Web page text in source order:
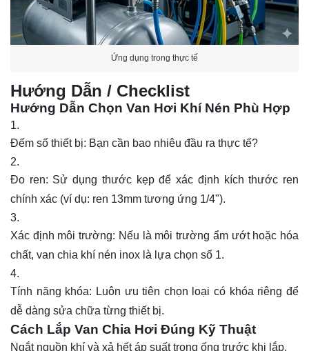
Ứng dụng trong thực tế
Hướng Dẫn / Checklist
Hướng Dẫn Chọn Van Hơi Khí Nén Phù Hợp
Đếm số thiết bị: Bạn cần bao nhiêu đầu ra thực tế?
Đo ren: Sử dụng thước kẹp để xác định kích thước ren
chính xác (ví dụ: ren 13mm tương ứng 1/4").
Xác định môi trường: Nếu là môi trường ẩm ướt hoặc hóa
chất, van chia khí nén inox là lựa chọn số 1.
Tính năng khóa: Luôn ưu tiên chọn loại có khóa riêng để
dễ dàng sửa chữa từng thiết bị.
Cách Lắp Van Chia Hơi Đúng Kỹ Thuật
Ngắt nguồn khí và xả hết áp suất trong ống trước khi lắp.